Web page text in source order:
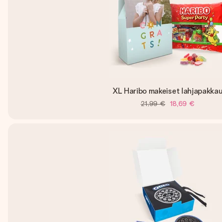
XL Haribo makeiset
21,99 € 18,69 €